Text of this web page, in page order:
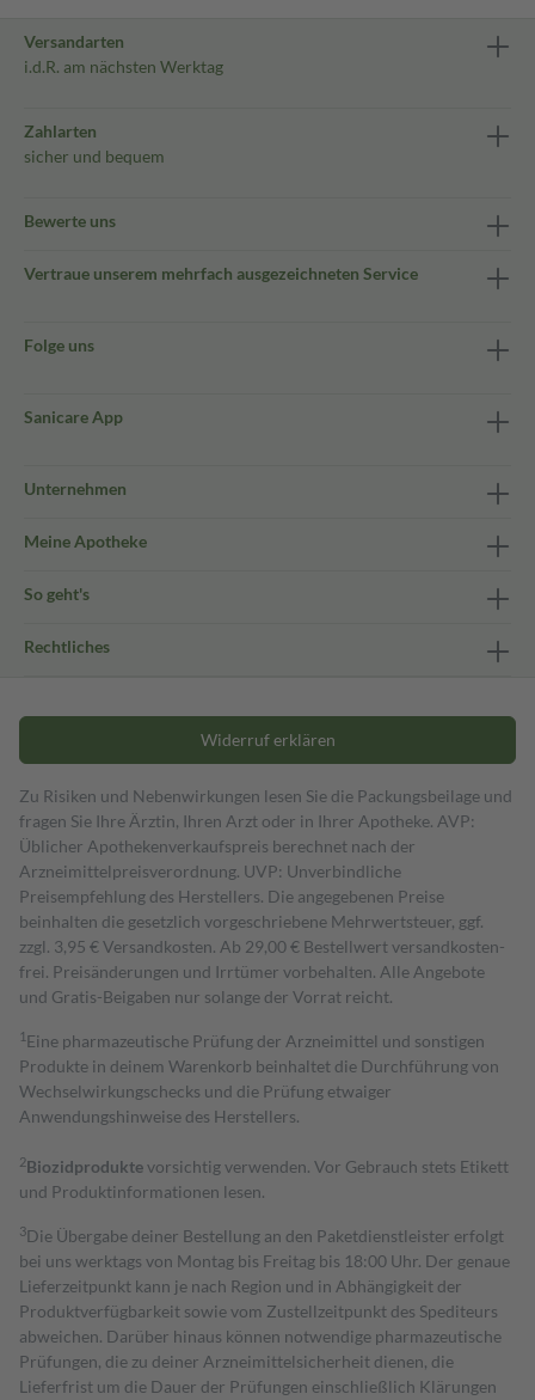
Versandarten
i.d.R. am nächsten Werktag
Zahlarten
sicher und bequem
Bewerte uns
Vertraue unserem mehrfach ausgezeichneten Service
Folge uns
Sanicare App
Unternehmen
Meine Apotheke
So geht's
Rechtliches
Widerruf erklären
Zu Risiken und Nebenwirkungen lesen Sie die Packungsbeilage und
fragen Sie Ihre Ärztin, Ihren Arzt oder in Ihrer Apotheke. AVP:
Üblicher Apothekenverkaufspreis berechnet nach der
Arzneimittelpreisverordnung. UVP: Unverbindliche
Preisempfehlung des Herstellers. Die angegebenen Preise
beinhalten die gesetzlich vorgeschriebene Mehrwertsteuer, ggf.
zzgl. 3,95 € Versandkosten. Ab 29,00 € Bestell­wert versand­kosten­
frei. Preisänderungen und Irrtümer vorbehalten. Alle Angebote
und Gratis-Beigaben nur solange der Vorrat reicht.
1 Eine pharmazeutische Prüfung der Arzneimittel und sonstigen
Produkte in deinem Warenkorb beinhaltet die Durchführung von
Wechselwirkungschecks und die Prüfung etwaiger
Anwendungshinweise des Herstellers.
2Biozidproduktevorsichtig verwenden. Vor Gebrauch stets Etikett
und Produktinformationen lesen.
3Die Übergabe deiner Bestellung an den Paketdienstleister erfolgt
bei uns werktags von Montag bis Freitag bis 18:00 Uhr. Der genaue
Lieferzeitpunkt kann je nach Region und in Abhängigkeit der
Produktverfügbarkeit sowie vom Zustellzeitpunkt des Spediteurs
abweichen. Darüber hinaus können notwendige pharmazeutische
Prüfungen, die zu deiner Arzneimittelsicherheit dienen, die
Lieferfrist um die Dauer der Prüfungen einschließlich Klärungen